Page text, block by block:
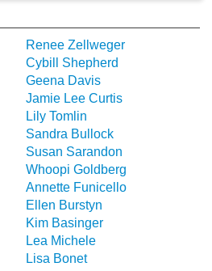
Renee Zellweger
Cybill Shepherd
Geena Davis
Jamie Lee Curtis
Lily Tomlin
Sandra Bullock
Susan Sarandon
Whoopi Goldberg
Annette Funicello
Ellen Burstyn
Kim Basinger
Lea Michele
Lisa Bonet